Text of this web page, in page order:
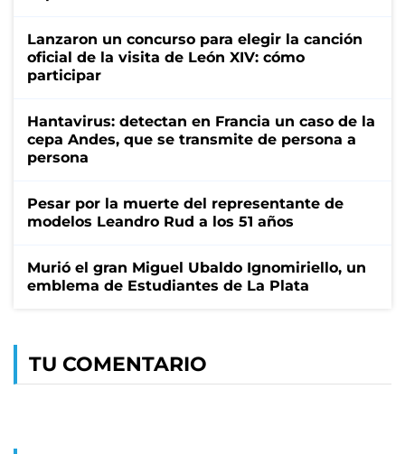
Lanzaron un concurso para elegir la canción
oficial de la visita de León XIV: cómo
participar
Hantavirus: detectan en Francia un caso de la
cepa Andes, que se transmite de persona a
persona
Pesar por la muerte del representante de
modelos Leandro Rud a los 51 años
Murió el gran Miguel Ubaldo Ignomiriello, un
emblema de Estudiantes de La Plata
TU COMENTARIO